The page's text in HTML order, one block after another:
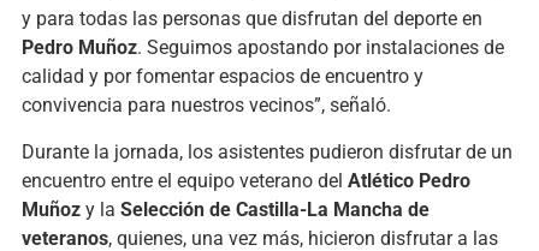
y para todas las personas que disfrutan del deporte en
Pedro Muñoz. Seguimos apostando por instalaciones de
calidad y por fomentar espacios de encuentro y
convivencia para nuestros vecinos”, señaló.
Durante la jornada, los asistentes pudieron disfrutar de un
encuentro entre el equipo veterano del Atlético Pedro
Muñozy la Selección de Castilla-La Mancha de
veteranos, quienes, una vez más, hicieron disfrutar a las